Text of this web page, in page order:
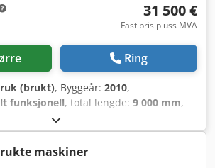
31 500 €
Fast pris pluss MVA
Ring
(brukt), Byggeår: 2010,
funksjonell, total lengde: 9 000 mm,
, Til salgs: Profillaminator
L (år 2010) – maskin for liming av
med PUR hot-melt lim
er utstyrt med én foliemater,
maskiner